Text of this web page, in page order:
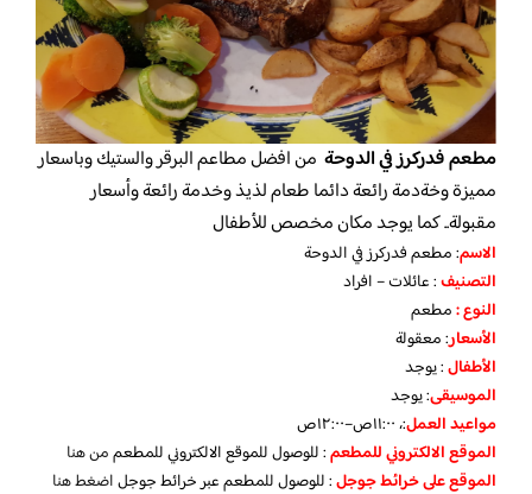
مطعم فدركرز في الدوحة من افضل مطاعم البرقر والستيك وباسعار
مميزة وخةدمة رائعة دائما طعام لذيذ وخدمة رائعة وأسعار
مقبولة.. كما يوجد مكان مخصص للأطفال
الاسم: مطعم فدركرز في الدوحة
التصنيف: عائلات – افراد
النوع :مطعم
الأسعار:معقولة
الأطفال:يوجد
الموسيقى:يوجد
مواعيد العمل:، ١١:٠٠ص–١٢:٠٠ص
الموقع الالكتروني للمطعم: للوصول للموقع الالكتروني للمطعممن هنا
الموقع على خرائط جوجل: للوصول للمطعم عبر خرائط جوجلاضغط هنا